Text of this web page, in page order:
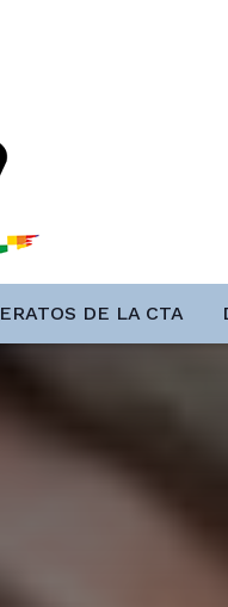
DE LA CTA